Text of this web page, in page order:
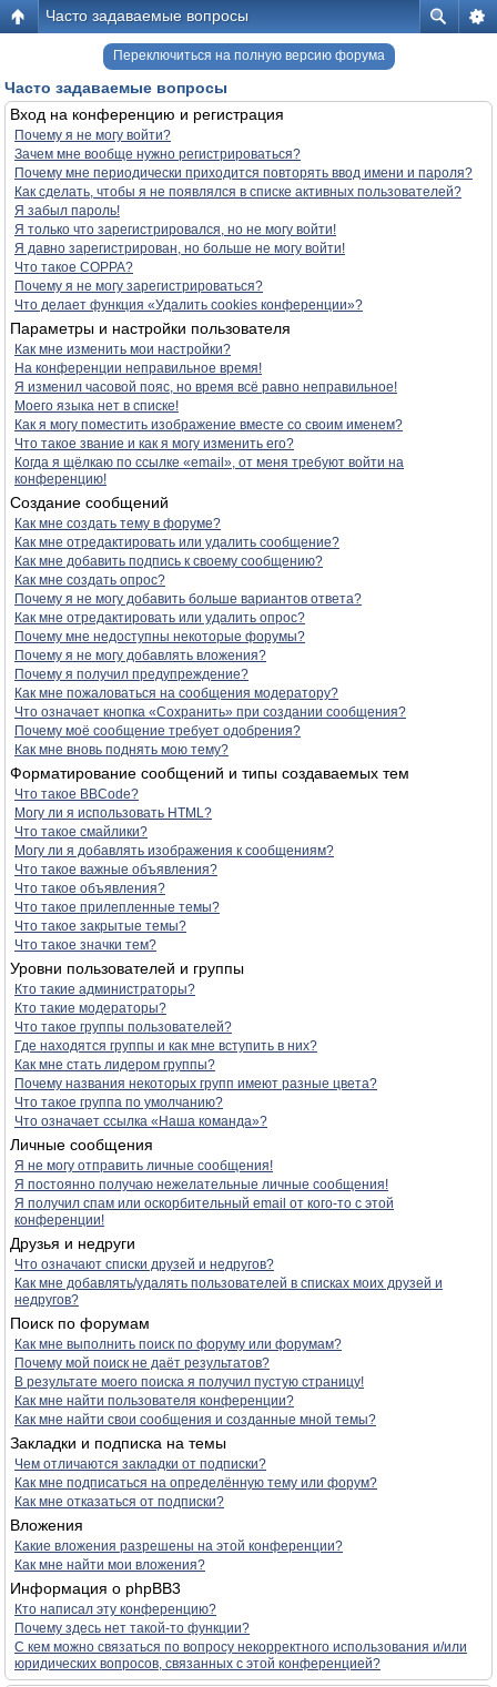
Часто задаваемые вопросы
Переключиться на полную версию форума
Часто задаваемые вопросы
Вход на конференцию и регистрация
Почему я не могу войти?
Зачем мне вообще нужно регистрироваться?
Почему мне периодически приходится повторять ввод имени и пароля?
Как сделать, чтобы я не появлялся в списке активных пользователей?
Я забыл пароль!
Я только что зарегистрировался, но не могу войти!
Я давно зарегистрирован, но больше не могу войти!
Что такое COPPA?
Почему я не могу зарегистрироваться?
Что делает функция «Удалить cookies конференции»?
Параметры и настройки пользователя
Как мне изменить мои настройки?
На конференции неправильное время!
Я изменил часовой пояс, но время всё равно неправильное!
Моего языка нет в списке!
Как я могу поместить изображение вместе со своим именем?
Что такое звание и как я могу изменить его?
Когда я щёлкаю по ссылке «email», от меня требуют войти на
конференцию!
Создание сообщений
Как мне создать тему в форуме?
Как мне отредактировать или удалить сообщение?
Как мне добавить подпись к своему сообщению?
Как мне создать опрос?
Почему я не могу добавить больше вариантов ответа?
Как мне отредактировать или удалить опрос?
Почему мне недоступны некоторые форумы?
Почему я не могу добавлять вложения?
Почему я получил предупреждение?
Как мне пожаловаться на сообщения модератору?
Что означает кнопка «Сохранить» при создании сообщения?
Почему моё сообщение требует одобрения?
Как мне вновь поднять мою тему?
Форматирование сообщений и типы создаваемых тем
Что такое BBCode?
Могу ли я использовать HTML?
Что такое смайлики?
Могу ли я добавлять изображения к сообщениям?
Что такое важные объявления?
Что такое объявления?
Что такое прилепленные темы?
Что такое закрытые темы?
Что такое значки тем?
Уровни пользователей и группы
Кто такие администраторы?
Кто такие модераторы?
Что такое группы пользователей?
Где находятся группы и как мне вступить в них?
Как мне стать лидером группы?
Почему названия некоторых групп имеют разные цвета?
Что такое группа по умолчанию?
Что означает ссылка «Наша команда»?
Личные сообщения
Я не могу отправить личные сообщения!
Я постоянно получаю нежелательные личные сообщения!
Я получил спам или оскорбительный email от кого-то с этой
конференции!
Друзья и недруги
Что означают списки друзей и недругов?
Как мне добавлять/удалять пользователей в списках моих друзей и
недругов?
Поиск по форумам
Как мне выполнить поиск по форуму или форумам?
Почему мой поиск не даёт результатов?
В результате моего поиска я получил пустую страницу!
Как мне найти пользователя конференции?
Как мне найти свои сообщения и созданные мной темы?
Закладки и подписка на темы
Чем отличаются закладки от подписки?
Как мне подписаться на определённую тему или форум?
Как мне отказаться от подписки?
Вложения
Какие вложения разрешены на этой конференции?
Как мне найти мои вложения?
Информация о phpBB3
Кто написал эту конференцию?
Почему здесь нет такой-то функции?
С кем можно связаться по вопросу некорректного использования и/или
юридических вопросов, связанных с этой конференцией?